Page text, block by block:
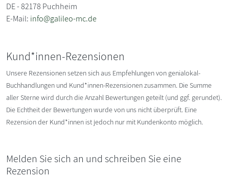
DE - 82178 Puchheim
E-Mail: info@galileo-mc.de
Kund*innen-Rezensionen
Unsere Rezensionen setzen sich aus Empfehlungen von genialokal-
Buchhandlungen und Kund*innen-Rezensionen zusammen. Die Summe
aller Sterne wird durch die Anzahl Bewertungen geteilt (und ggf. gerundet).
Die Echtheit der Bewertungen wurde von uns nicht überprüft. Eine
Rezension der Kund*innen ist jedoch nur mit Kundenkonto möglich.
Melden Sie sich an und schreiben Sie eine
Rezension